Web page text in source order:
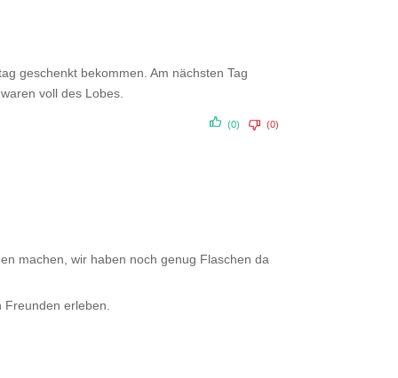
geschenkt bekommen. Am nächsten Tag
voll des Lobes.
(0) (0)
machen, wir haben noch genug Flaschen da
Freunden erleben.